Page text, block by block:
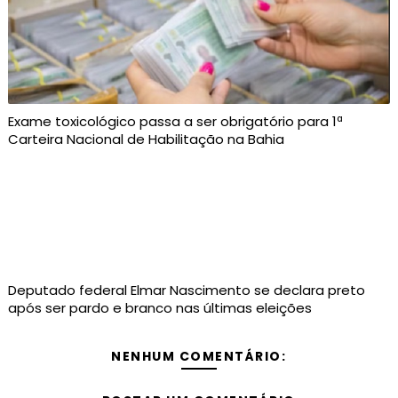
Exame toxicológico passa a ser obrigatório para 1ª
Carteira Nacional de Habilitação na Bahia
Deputado federal Elmar Nascimento se declara preto
após ser pardo e branco nas últimas eleições
NENHUM COMENTÁRIO: